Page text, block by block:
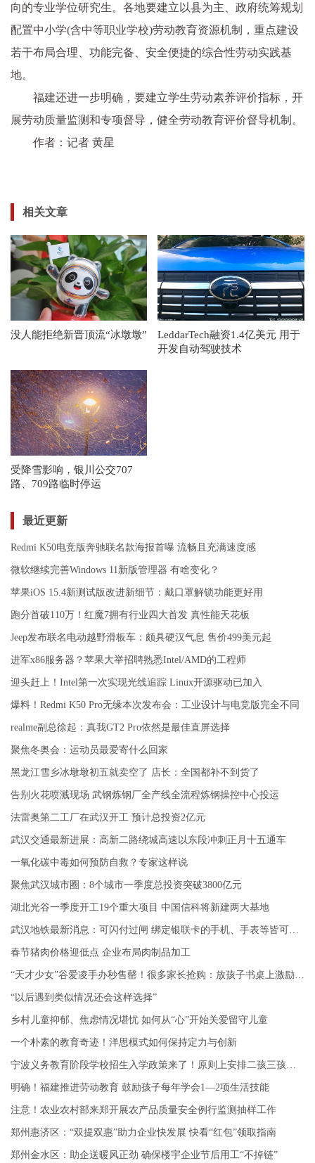
向的专业学位研究生。各地要建立以县为主、政府统筹规划
配置中小学(含中等职业学校)劳动教育资源机制，重点建设
若干布局合理、功能完备、安全便捷的综合性劳动实践基
地。
福建还进一步明确，要建立学生劳动素养评价指标，开
展劳动质量监测和专项督导，健全劳动教育评价督导机制。
作者：记者 黄星
相关文章
没人能拒绝新晋顶流“冰墩墩”
LeddarTech融资1.4亿美元 用于
开发自动驾驶技术
受降雪影响，银川公交707
路、709路临时停运
最近更新
Redmi K50电竞版奔驰联名款海报首曝 流畅且充满速度感
微软继续完善Windows 11新版管理器 有啥变化？
苹果iOS 15.4新测试版改进新细节：戴口罩解锁功能更好用
跑分首破110万！红魔7拥有行业四大首发 真性能天花板
Jeep发布联名电动越野滑板车：颇具硬汉气息 售价499美元起
进军x86服务器？苹果大举招聘熟悉Intel/AMD的工程师
迎头赶上！Intel第一次实现光线追踪 Linux开源驱动已加入
爆料！Redmi K50 Pro无缘本次发布会：工业设计与电竞版完全不同
realme副总徐起：真我GT2 Pro依然是最佳直屏选择
聚焦冬奥会：运动员最爱寄什么回家
黑龙江雪乡冰墩墩初五就卖空了 店长：全国都补不到货了
告别火花喷溅现场 武钢炼钢厂全产线全流程炼钢操控中心投运
法雷奥第二工厂在武汉开工 预计总投资2亿元
武汉交通最新进展：高新二路绕城高速以东段冲刺正月十五通车
一氧化碳中毒如何预防自救？专家这样说
聚焦武汉城市圈：8个城市一季度总投资突破3800亿元
湖北光谷一季度开工19个重大项目 中国信科将新建两大基地
春节猪肉价格迎低点 企业布局肉制品加工
“以后遇到类似情况还会这样选择”
乡村儿童抑郁、焦虑情况堪忧 如何从“心”开始关爱留守儿童
一个朴素的教育奇迹！洋思模式如何保持定力与创新
明确！福建推进劳动教育 鼓励孩子每年学会1—2项生活技能
注意！农业农村部来郑开展农产品质量安全例行监测抽样工作
郑州惠济区：“双提双惠”助力企业快发展 快看“红包”领取指南
郑州金水区：助企送暖风正劲 确保楼宇企业节后用工“不掉链”